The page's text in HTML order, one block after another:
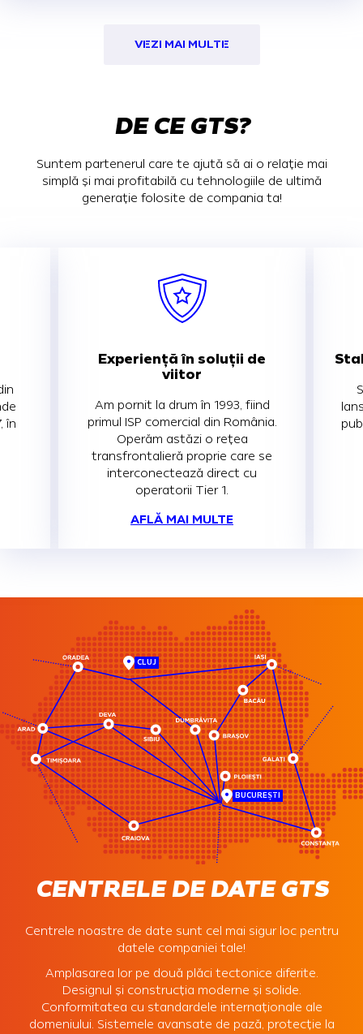
VEZI MAI MULTE
DE CE GTS?
Suntem partenerul care te ajută să ai o relație mai
simplă și mai profitabilă cu tehnologiile de ultimă
generație folosite de compania ta!
în
Experiență în soluții de
viitor
Am pornit la drum în 1993, fiind
primul ISP comercial din România.
Operăm astăzi o reţea
transfrontalieră proprie care se
interconectează direct cu
operatorii Tier 1.
AFLĂ MAI MULTE
CENTRELE DE DATE GTS
Centrele noastre de date sunt cel mai sigur loc pentru
datele companiei tale!
Amplasarea lor pe două plăci tectonice diferite.
Designul și construcția moderne și solide.
Conformitatea cu standardele internaționale ale
domeniului. Sistemele avansate de pază, protecție la
CLUJ
BUCUREȘTI